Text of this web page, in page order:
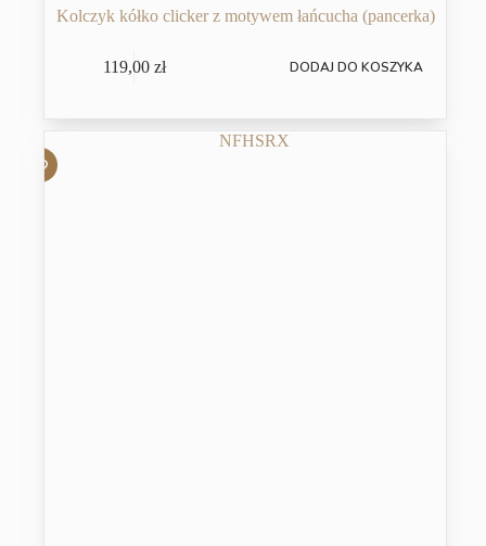
Kolczyk kółko clicker z motywem łańcucha (pancerka)
119,00 zł DODAJ DO KOSZYKA